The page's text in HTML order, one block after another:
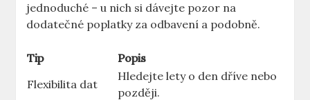
jednoduché – u nich si dávejte pozor na
dodatečné poplatky za odbavení a podobně.
Tip
Popis
Flexibilita dat
Hledejte lety o den dříve nebo
později.